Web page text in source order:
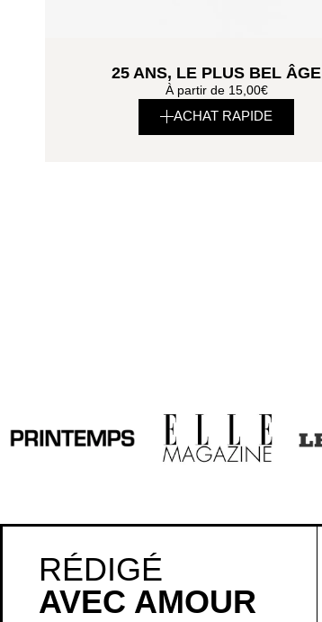
25 ANS, LE PLUS BEL ÂGE
À partir de 15,00€
ACHAT RAPIDE
RÉDIGÉ
AVEC AMOUR